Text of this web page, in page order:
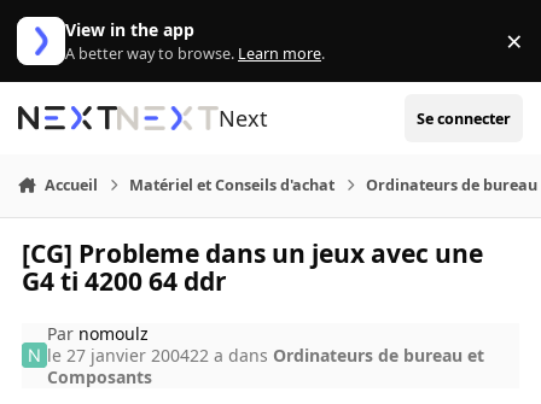
Aller au contenu
View in the app
A better way to browse. Learn more. ×
Next Se connecter
Accueil Matériel et Conseils d'achat Ordinateurs de bureau
[CG] Probleme dans un jeux avec une
G4 ti 4200 64 ddr
Par nomoulz
le 27 janvier 200422 a dans Ordinateurs de bureau et
Composants